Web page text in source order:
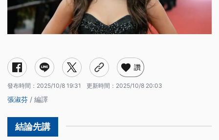
讚
發布時間： 2025/10/8 19:31 更新時間： 2025/10/8 20:03
張淑芬 / 編譯